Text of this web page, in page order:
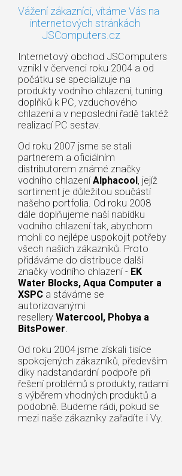
Vážení zákazníci, vítáme Vás na
internetových stránkách
JSComputers.cz
Internetový obchod JSComputers
vznikl v červenci roku 2004 a od
počátku se specializuje na
produkty vodního chlazení, tuning
doplňků k PC, vzduchového
chlazení a v neposlední řadě taktéž
realizací PC sestav.
Od roku 2007 jsme se stali
partnerem a oficiálním
distributorem známé značky
vodního chlazení Alphacool, jejíž
sortiment je důležitou součástí
našeho portfolia. Od roku 2008
dále doplňujeme naší nabídku
vodního chlazení tak, abychom
mohli co nejlépe uspokojit potřeby
všech našich zákazníků. Proto
přidáváme do distribuce další
značky vodního chlazení - EK
Water Blocks, Aqua Computer a
XSPC a stáváme se
autorizovanými
resellery Watercool, Phobya a
BitsPower.
Od roku 2004 jsme získali tisíce
spokojených zákazníků, především
díky nadstandardní podpoře při
řešení problémů s produkty, radami
s výběrem vhodných produktů a
podobně. Budeme rádi, pokud se
mezi naše zákazníky zařadíte i Vy.